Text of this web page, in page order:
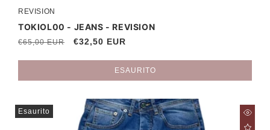
Produttore:
REVISION
TOKIOL00 - JEANS - REVISION
Prezzo
€65,00 EUR
Prezzo
€32,50 EUR
ESAURITO
Esaurito